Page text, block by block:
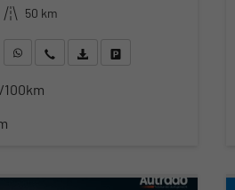
Kilometerstand 50 km
WhatsApp anfragen
Wir rufen Sie anFahrzeugexposé (PDF)
100km